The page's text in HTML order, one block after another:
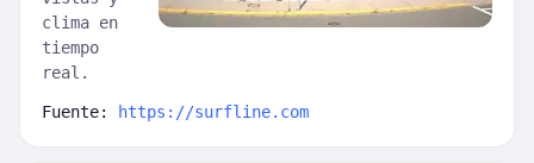
clima en
tiempo
real.
Fuente: https://surfline.com